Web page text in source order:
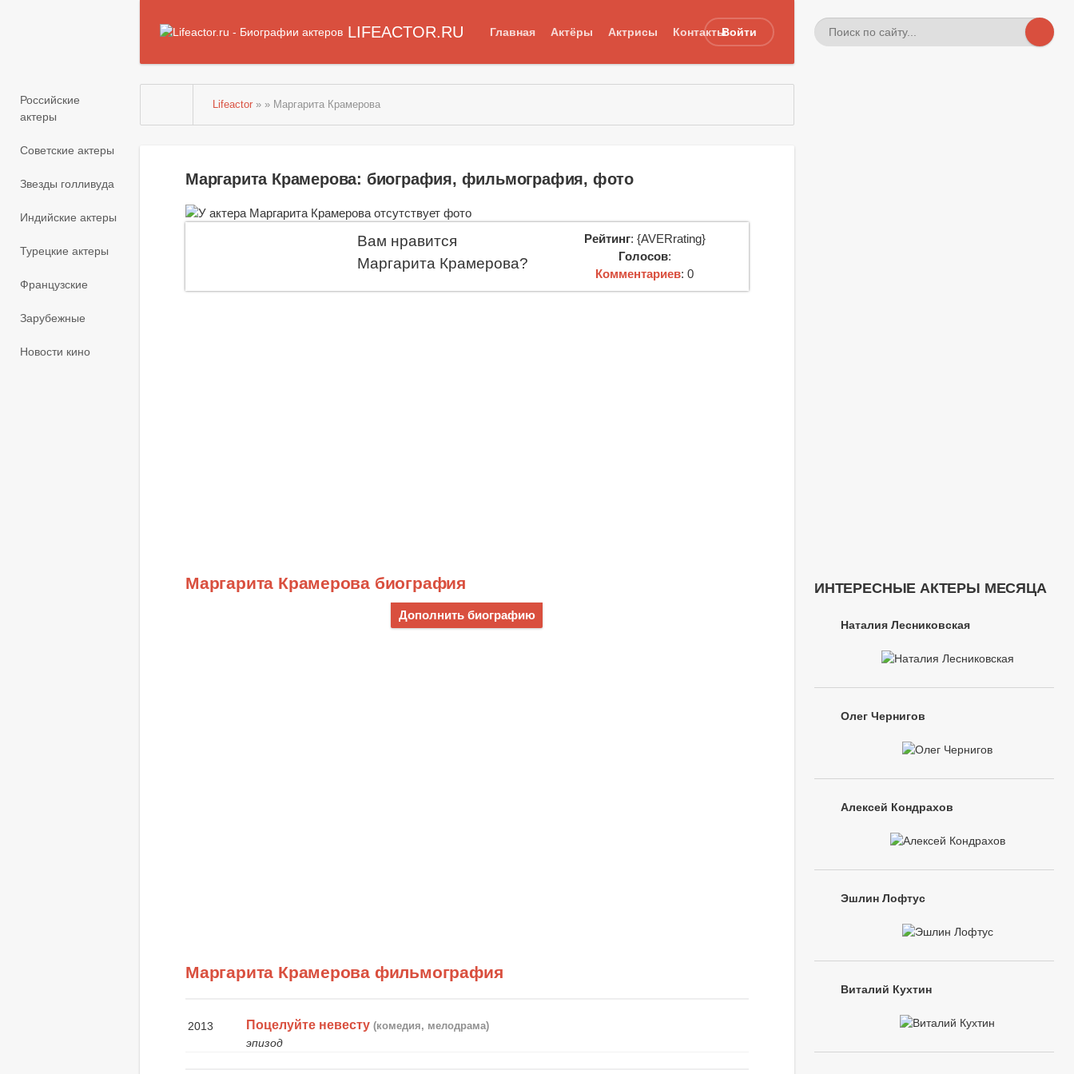
LIFEACTOR.RU Главная Актёры Актрисы КонтактыВойти
Российские
актеры
Советские актеры
Звезды голливуда
Индийские актеры
Турецкие актеры
Французские
Зарубежные
Новости кино
Lifeactor » » Маргарита Крамерова
Маргарита Крамерова: биография, фильмография, фото
Вам нравится
Маргарита Крамерова?
Рейтинг: {AVERrating}
Голосов:
Комментариев: 0
Маргарита Крамерова биография
Дополнить биографию
Маргарита Крамерова фильмография
2013 Поцелуйте невесту (комедия, мелодрама)
эпизод
ИНТЕРЕСНЫЕ АКТЕРЫ МЕСЯЦА
Наталия Лесниковская
Олег Чернигов
Алексей Кондрахов
Эшлин Лофтус
Виталий Кухтин